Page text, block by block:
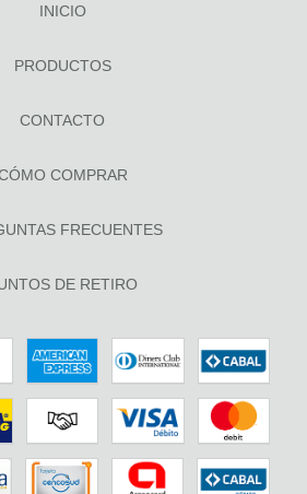
INICIO
PRODUCTOS
CONTACTO
COMPRAR
FRECUENTES
DE RETIRO